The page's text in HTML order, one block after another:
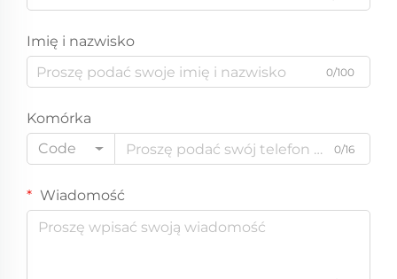
Imię i nazwisko
0/100
Komórka
Code
0/16
Wiadomość